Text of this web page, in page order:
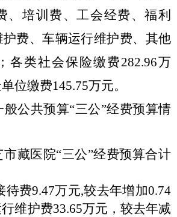
、培训费、工会经费、福利
费、车辆运行维护费、其他
各类社会保险缴费282.96万
位缴费145.75万元。
般公共预算“三公”经费预算情
市藏医院“三公”经费预算合计
待费9.47万元,较去年增加0.74
维护费33.65万元，较去年减